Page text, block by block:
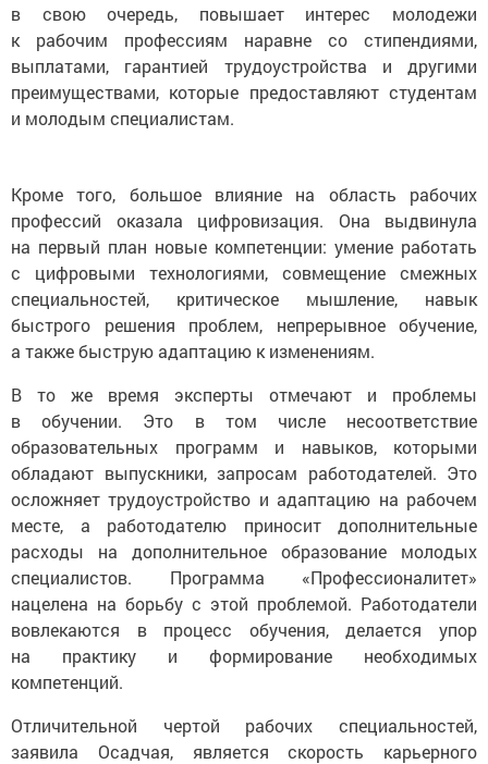
в свою очередь, повышает интерес молодежи
к рабочим профессиям наравне со стипендиями,
выплатами, гарантией трудоустройства и другими
преимуществами, которые предоставляют студентам
и молодым специалистам.
Кроме того, большое влияние на область рабочих
профессий оказала цифровизация. Она выдвинула
на первый план новые компетенции: умение работать
с цифровыми технологиями, совмещение смежных
специальностей, критическое мышление, навык
быстрого решения проблем, непрерывное обучение,
а также быструю адаптацию к изменениям.
В то же время эксперты отмечают и проблемы
в обучении. Это в том числе несоответствие
образовательных программ и навыков, которыми
обладают выпускники, запросам работодателей. Это
осложняет трудоустройство и адаптацию на рабочем
месте, а работодателю приносит дополнительные
расходы на дополнительное образование молодых
специалистов. Программа «Профессионалитет»
нацелена на борьбу с этой проблемой. Работодатели
вовлекаются в процесс обучения, делается упор
на практику и формирование необходимых
компетенций.
Отличительной чертой рабочих специальностей,
заявила Осадчая, является скорость карьерного